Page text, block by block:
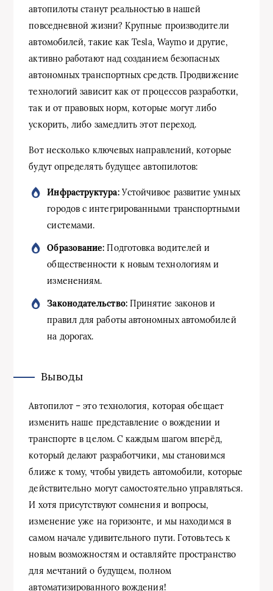
автопилоты станут реальностью в нашей
повседневной жизни? Крупные производители
автомобилей, такие как Tesla, Waymo и другие,
активно работают над созданием безопасных
автономных транспортных средств. Продвижение
технологий зависит как от процессов разработки,
так и от правовых норм, которые могут либо
ускорить, либо замедлить этот переход.
Вот несколько ключевых направлений, которые
будут определять будущее автопилотов:
Инфраструктура:Устойчивое развитие умных
городов с интегрированными транспортными
системами.
Образование: Подготовка водителей и
общественности к новым технологиям и
изменениям.
Законодательство:Принятие законов и
правил для работы автономных автомобилей
на дорогах.
Выводы
Автопилот – это технология, которая обещает
изменить наше представление о вождении и
транспорте в целом. С каждым шагом вперёд,
который делают разработчики, мы становимся
ближе к тому, чтобы увидеть автомобили, которые
действительно могут самостоятельно управляться.
И хотя присутствуют сомнения и вопросы,
изменение уже на горизонте, и мы находимся в
самом начале удивительного пути. Готовьтесь к
новым возможностям и оставляйте пространство
для мечтаний о будущем, полном
автоматизированного вождения!